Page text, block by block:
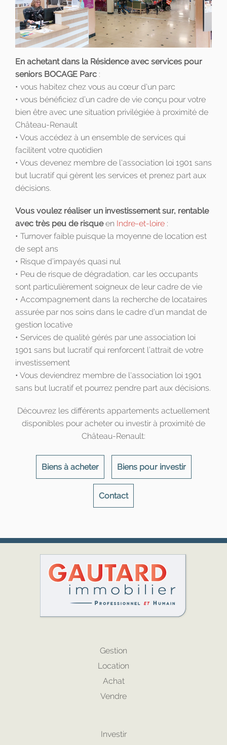
En achetant dans la Résidence avec services pour
seniors BOCAGE Parc :
• vous habitez chez vous au cœur d'un parc
• vous bénéficiez d’un cadre de vie conçu pour votre
bien être avec une situation privilégiée à proximité de
Château-Renault
• Vous accédez à un ensemble de services qui
facilitent votre quotidien
• Vous devenez membre de l'association loi 1901 sans
but lucratif qui gèrent les services et prenez part aux
décisions.
Vous voulez réaliser un investissement sur, rentable
avec très peu de risqueen Indre-et-loire :
• Turnover faible puisque la moyenne de location est
de sept ans
• Risque d’impayés quasi nul
• Peu de risque de dégradation, car les occupants
sont particulièrement soigneux de leur cadre de vie
• Accompagnement dans la recherche de locataires
assurée par nos soins dans le cadre d'un mandat de
gestion locative
• Services de qualité gérés par une association loi
1901 sans but lucratif qui renforcent l’attrait de votre
investissement
• Vous deviendrez membre de l'association loi 1901
sans but lucratif et pourrez pendre part aux décisions.
Découvrez les différents appartements actuellement
disponibles pour acheter ou investir à proximité de
Château-Renault:
Biens à acheter Biens pour investir
Contact
Gestion
Location
Achat
Vendre
Investir